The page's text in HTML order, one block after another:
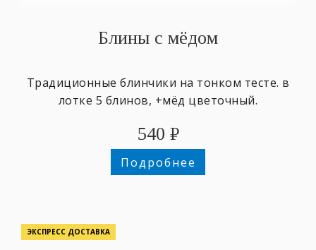
Блины с мёдом
Традиционные блинчики на тонком тесте. в
лотке 5 блинов, +мёд цветочный.
540 ₽
Подробнее
ЭКСПРЕСС ДОСТАВКА